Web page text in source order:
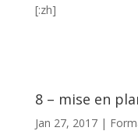
[:zh]
8 – mise en
Jan 27, 2017|